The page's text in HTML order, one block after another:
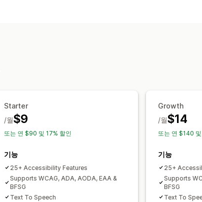
Starter
$9
/월
또는 연 $90 및 17% 할인
기능
25+ Accessibility Features
Supports WCAG, ADA, AODA, EAA &
BFSG
Text To Speech
Growth
$14
/월
또는 연 $140
기능
25+
Supports
BFSG
Text To